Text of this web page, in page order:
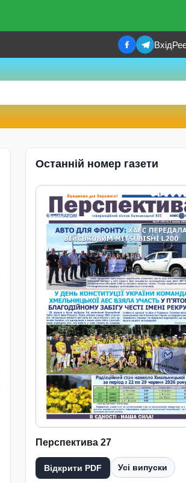
Вхід
Останній номер газети
Перспектива 27
Відкрити PDF Усі випуски